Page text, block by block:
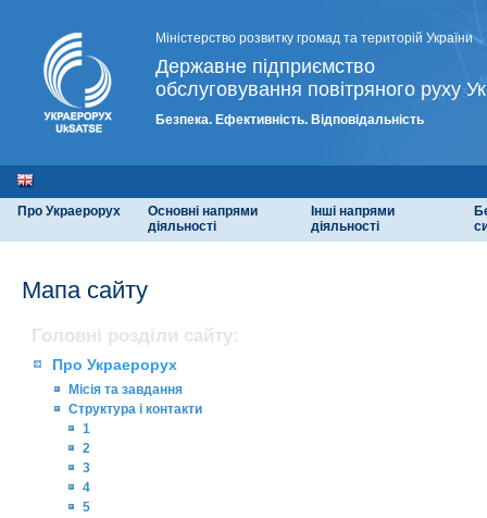
Міністерство розвитку громад та територій України
Державне підприємство
обслуговування повітряного руху
Безпека. Ефективність. Відповідальність
Про Украерорух
Основні напрями
діяльності
Інші напрями
діяльності
Мапа сайту
Головні розділи сайту:
Про Украерорух
Місія та завдання
Структура і контакти
1
2
3
4
5